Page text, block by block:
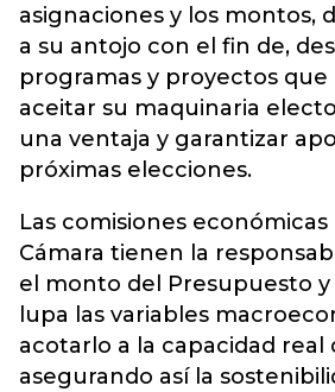
asignaciones y los montos,
a su antojo con el fin de,
programas y proyectos
aceitar su maquinaria
una ventaja y garantizar
próximas elecciones.
Las comisiones económicas
Cámara tienen la
el monto del Presupuesto
lupa las variables
acotarlo a la capacidad real
asegurando así la